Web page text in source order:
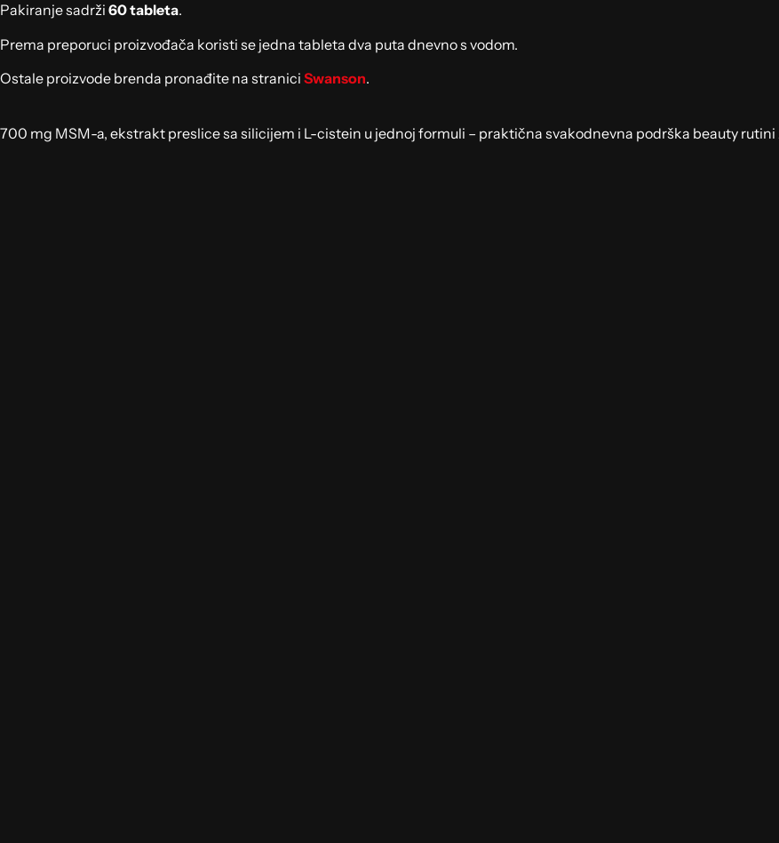
Pakiranje sadrži 60 tableta.
Prema preporuci proizvođača koristi se jedna tableta dva puta dnevno s vodom.
Ostale proizvode brenda pronađite na stranici Swanson.
700 mg MSM-a, ekstrakt preslice sa silicijem i L-cistein u jednoj formuli – praktična svakodnevna podrška beauty rutini